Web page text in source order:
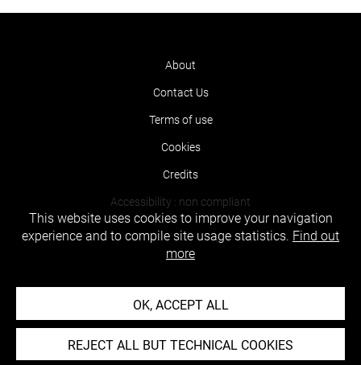
About
Contact Us
Terms of use
Cookies
Credits
Accessibility : non compliant
This website uses cookies to improve your navigation
experience and to compile site usage statistics. Find out
more
OK, ACCEPT ALL
REJECT ALL BUT TECHNICAL COOKIES